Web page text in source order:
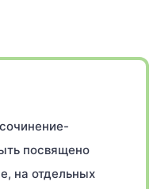
посвящено
на отдельных